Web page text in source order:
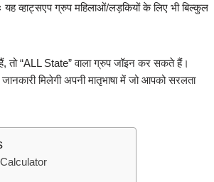
यह व्हाट्सएप ग्रुप महिलाओं/लड़कियों के लिए भी बिल्कुल
तो “ALL State” वाला ग्रुप जॉइन कर सकते हैं।
मिलेगी अपनी मातृभाषा में जो आपको सरलता